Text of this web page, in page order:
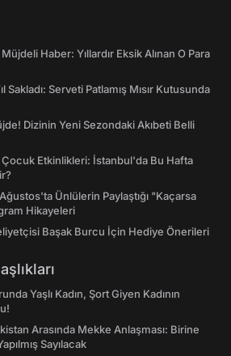
Müjdeli Haber: Yıllardır Eksik Alınan O Para
Sakladı: Serveti Patlamış Mısır Kutusunda
Dizinin Yeni Sezondaki Akıbeti Belli
Çocuk Etkinlikleri: İstanbul'da Bu Hafta
Ünlülerin Paylaştığı "Kaçarsa
Hikayeleri
Başak Burcu İçin Hediye Önerileri
Yaşlı Kadın, Şort Giyen Kadının
Arasında Mekke Anlaşması: Birine
Sayılacak